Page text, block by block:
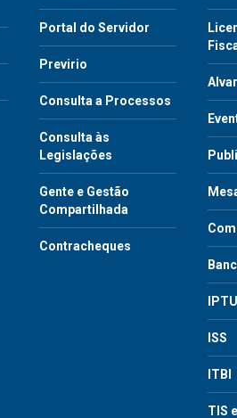
Portal do Servidor
Previrio
Consulta a Processos
Consulta às
Legislações
Gente e Gestão
Compartilhada
Contracheques
IPTU
ISS
ITBI
TIS